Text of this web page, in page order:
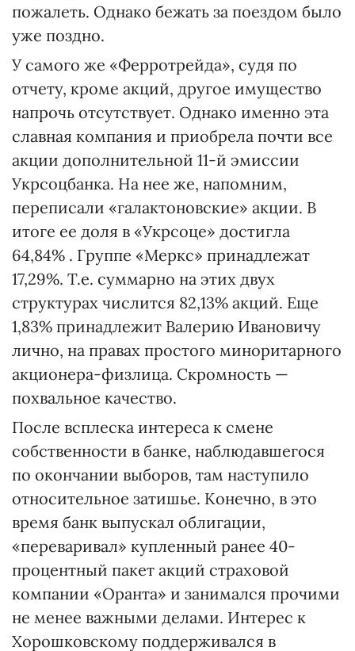
пожалеть. Однако бежать за поездом было
уже поздно.
У самого же «Ферротрейда», судя по
отчету, кроме акций, другое имущество
напрочь отсутствует. Однако именно эта
славная компания и приобрела почти все
акции дополнительной 11-й эмиссии
Укрсоцбанка. На нее же, напомним,
переписали «галактоновские» акции. В
итоге ее доля в «Укрсоце» достигла
64,84% . Группе «Меркс» принадлежат
17,29%. Т.е. суммарно на этих двух
структурах числится 82,13% акций. Еще
1,83% принадлежит Валерию Ивановичу
лично, на правах простого миноритарного
акционера-физлица. Скромность —
похвальное качество.
После всплеска интереса к смене
собственности в банке, наблюдавшегося
по окончании выборов, там наступило
относительное затишье. Конечно, в это
время банк выпускал облигации,
«переваривал» купленный ранее 40-
процентный пакет акций страховой
компании «Оранта» и занимался прочими
не менее важными делами. Интерес к
Хорошковскому поддерживался в